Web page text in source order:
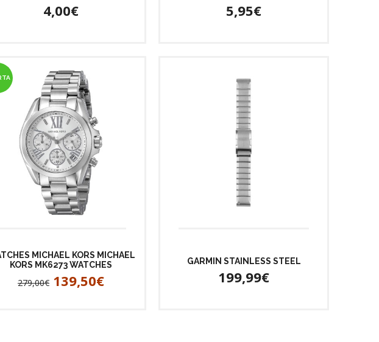
4,00€ 5,95€
MICHAEL KORS MICHAEL
KORS MK6273 WATCHES
279,00€ 139,50€
GARMIN STAINLESS STEEL
199,99€